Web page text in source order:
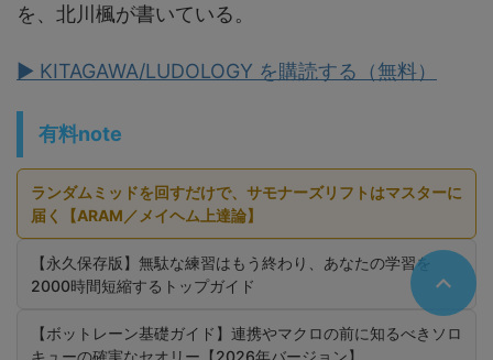
を、北川楓が書いている。
▶ KITAGAWA/LUDOLOGY を購読する（無料）
有料note
ランダムミッドを回すだけで、サモナーズリフトはマスターに
届く【ARAM／メイヘム上達論】
【永久保存版】無駄な練習はもう終わり、あなたの学習を
2000時間短縮するトップガイド
【ボットレーン基礎ガイド】連携やマクロの前に知るべきソロ